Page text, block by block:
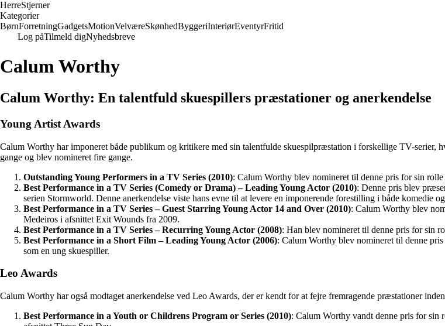
HerreStjerner
Kategorier
BørnForretningGadgetsMotionVelværeSkønhedByggeriInteriørEventyrFritid
Log påTilmeld digNyhedsbreve
Calum Worthy
Calum Worthy: En talentfuld skuespillers præstationer og anerkendelse
Young Artist Awards
Calum Worthy har imponeret både publikum og kritikere med sin talentfulde skuespilpræstation i forskellige TV-
gange og blev nomineret fire gange.
Outstanding Young Performers in a TV Series (2010): Calum Worthy blev nomineret til denne pris for sin
Best Performance in a TV Series (Comedy or Drama) – Leading Young Actor (2010): Denne pris blev
serien Stormworld. Denne anerkendelse viste hans evne til at levere en imponerende forestilling i både komedie
Best Performance in a TV Series – Guest Starring Young Actor 14 and Over (2010): Calum Worthy blev
Medeiros i afsnittet Exit Wounds fra 2009.
Best Performance in a TV Series – Recurring Young Actor (2008): Han blev nomineret til denne pris for sin
Best Performance in a Short Film – Leading Young Actor (2006): Calum Worthy blev nomineret til denne
som en ung skuespiller.
Leo Awards
Calum Worthy har også modtaget anerkendelse ved Leo Awards, der er kendt for at fejre fremragende præstationer
Best Performance in a Youth or Childrens Program or Series (2010): Calum Worthy vandt denne pris for sin